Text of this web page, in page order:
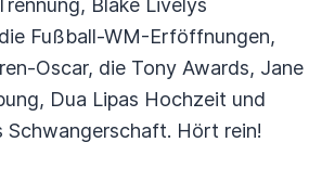
Blake Livelys
Fußball-WM-Erföffnungen,
Oscar, die Tony Awards, Jane
Dua Lipas Hochzeit und
Schwangerschaft. Hört rein!